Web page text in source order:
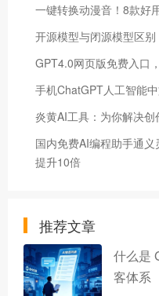
一键转换动漫音！8款好
开源模型与闭源模型区
GPT4.0网页版免费入口
手机ChatGPT人工智能
炎黄AI工具：为你解决
国内免费AI编程助手通
提升10倍
推荐文章
什么是
客体系